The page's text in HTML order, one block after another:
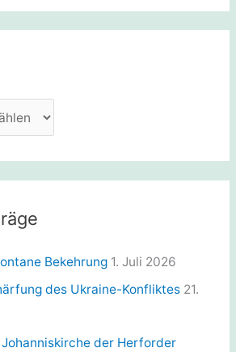
Bekehrung 1. Juli 2026
des Ukraine-Konfliktes 21.
der Herforder